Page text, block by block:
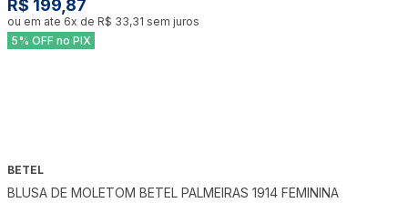
R$ 199,87
ou em ate 6x de R$ 33,31 sem juros
5% OFF no PIX
BETEL
BLUSA DE MOLETOM BETEL PALMEIRAS 1914 FEMININA